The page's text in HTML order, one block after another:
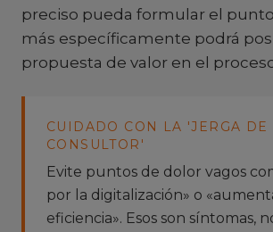
preciso pueda formular el
más específicamente podrá
propuesta de valor en el
CUIDADO CON LA 'JERGA DE
CONSULTOR'
Evite puntos de dolor vagos
por la digitalización» o
eficiencia». Esos son síntomas,